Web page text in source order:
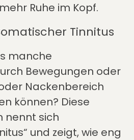
Ruhe im Kopf.
Tinnitus
manche
Bewegungen oder
Nackenbereich
können? Diese
nennt sich
und zeigt, wie eng